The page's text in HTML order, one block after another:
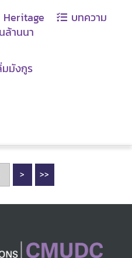
บทความ
ล้านนา
มังกูร
> >>